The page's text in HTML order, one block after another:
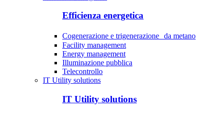
Efficienza energetica
Cogenerazione e trigenerazione da metano
Facility management
Energy management
Illuminazione pubblica
Telecontrollo
IT Utility solutions
IT Utility solutions